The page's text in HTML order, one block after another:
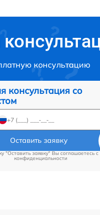
консультацию
консультация со
Оставить заявку
"Оставить заявку" Вы соглашаетесь c
конфиденциальности